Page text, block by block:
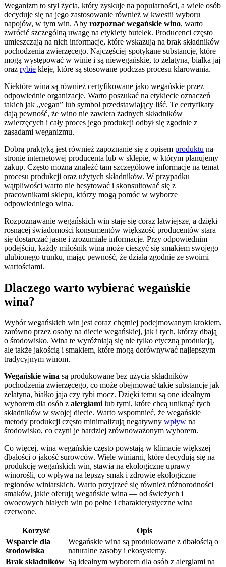
Weganizm to styl życia, który zyskuje na popularności, a wiele osób
decyduje się na jego zastosowanie również w kwestii wyboru
napojów, w tym win. Aby rozpoznać wegańskie wino, warto
zwrócić szczególną uwagę na etykiety butelek. Producenci często
umieszczają na nich informacje, które wskazują na brak składników
pochodzenia zwierzęcego. Najczęściej spotykane substancje, które
mogą występować w winie i są niewegańskie, to żelatyna, białka jaj
oraz rybie kleje, które są stosowane podczas procesu klarowania.
Niektóre wina są również certyfikowane jako wegańskie przez
odpowiednie organizacje. Warto poszukać na etykiecie oznaczeń
takich jak „vegan” lub symbol przedstawiający liść. Te certyfikaty
dają pewność, że wino nie zawiera żadnych składników
zwierzęcych i cały proces jego produkcji odbył się zgodnie z
zasadami weganizmu.
Dobrą praktyką jest również zapoznanie się z opisem produktu na
stronie internetowej producenta lub w sklepie, w którym planujemy
zakup. Często można znaleźć tam szczegółowe informacje na temat
procesu produkcji oraz użytych składników. W przypadku
wątpliwości warto nie hesytować i skonsultować się z
pracownikami sklepu, którzy mogą pomóc w wyborze
odpowiedniego wina.
Rozpoznawanie wegańskich win staje się coraz łatwiejsze, a dzięki
rosnącej świadomości konsumentów większość producentów stara
się dostarczać jasne i zrozumiałe informacje. Przy odpowiednim
podejściu, każdy miłośnik wina może cieszyć się smakiem swojego
ulubionego trunku, mając pewność, że działa zgodnie ze swoimi
wartościami.
Dlaczego warto wybierać wegańskie
wina?
Wybór wegańskich win jest coraz chętniej podejmowanym krokiem,
zarówno przez osoby na diecie wegańskiej, jak i tych, którzy dbają
o środowisko. Wina te wyróżniają się nie tylko etyczną produkcją,
ale także jakością i smakiem, które mogą dorównywać najlepszym
tradycyjnym winom.
Wegańskie wina są produkowane bez użycia składników
pochodzenia zwierzęcego, co może obejmować takie substancje jak
żelatyna, białko jaja czy rybi mocz. Dzięki temu są one idealnym
wyborem dla osób z alergiamilub tymi, które chcą uniknąć tych
składników w swojej diecie. Warto wspomnieć, że wegańskie
metody produkcji często minimalizują negatywny wpływ na
środowisko, co czyni je bardziej zrównoważonym wyborem.
Co więcej, wina wegańskie często powstają w klimacie większej
dbałości o jakość surowców. Wiele winiarni, które decydują się na
produkcję wegańskich win, stawia na ekologiczne uprawy
winorośli, co wpływa na lepszy smak i zdrowie ekologiczne
regionów winiarskich. Warto przyjrzeć się również różnorodności
smaków, jakie oferują wegańskie wina — od świeżych i
owocowych białych win po pełne i charakterystyczne wina
czerwone.
Korzyść
Opis
Wsparcie dla
środowiska
Wegańskie wina są produkowane z dbałością o
naturalne zasoby i ekosystemy.
Brak składników Są idealnym wyborem dla osób z alergiami na